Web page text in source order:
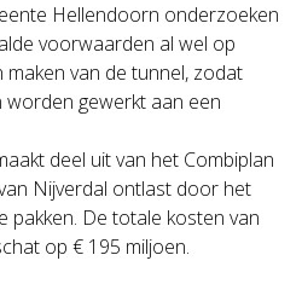
Hellendoorn onderzoeken
voorwaarden al wel op
maken van de tunnel, zodat
worden gewerkt aan een
deel uit van het Combiplan
Nijverdal ontlast door het
pakken. De totale kosten van
op € 195 miljoen.